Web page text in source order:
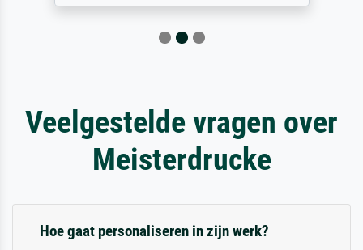
Veelgestelde vragen over
Meisterdrucke
Hoe gaat personaliseren in zijn werk?